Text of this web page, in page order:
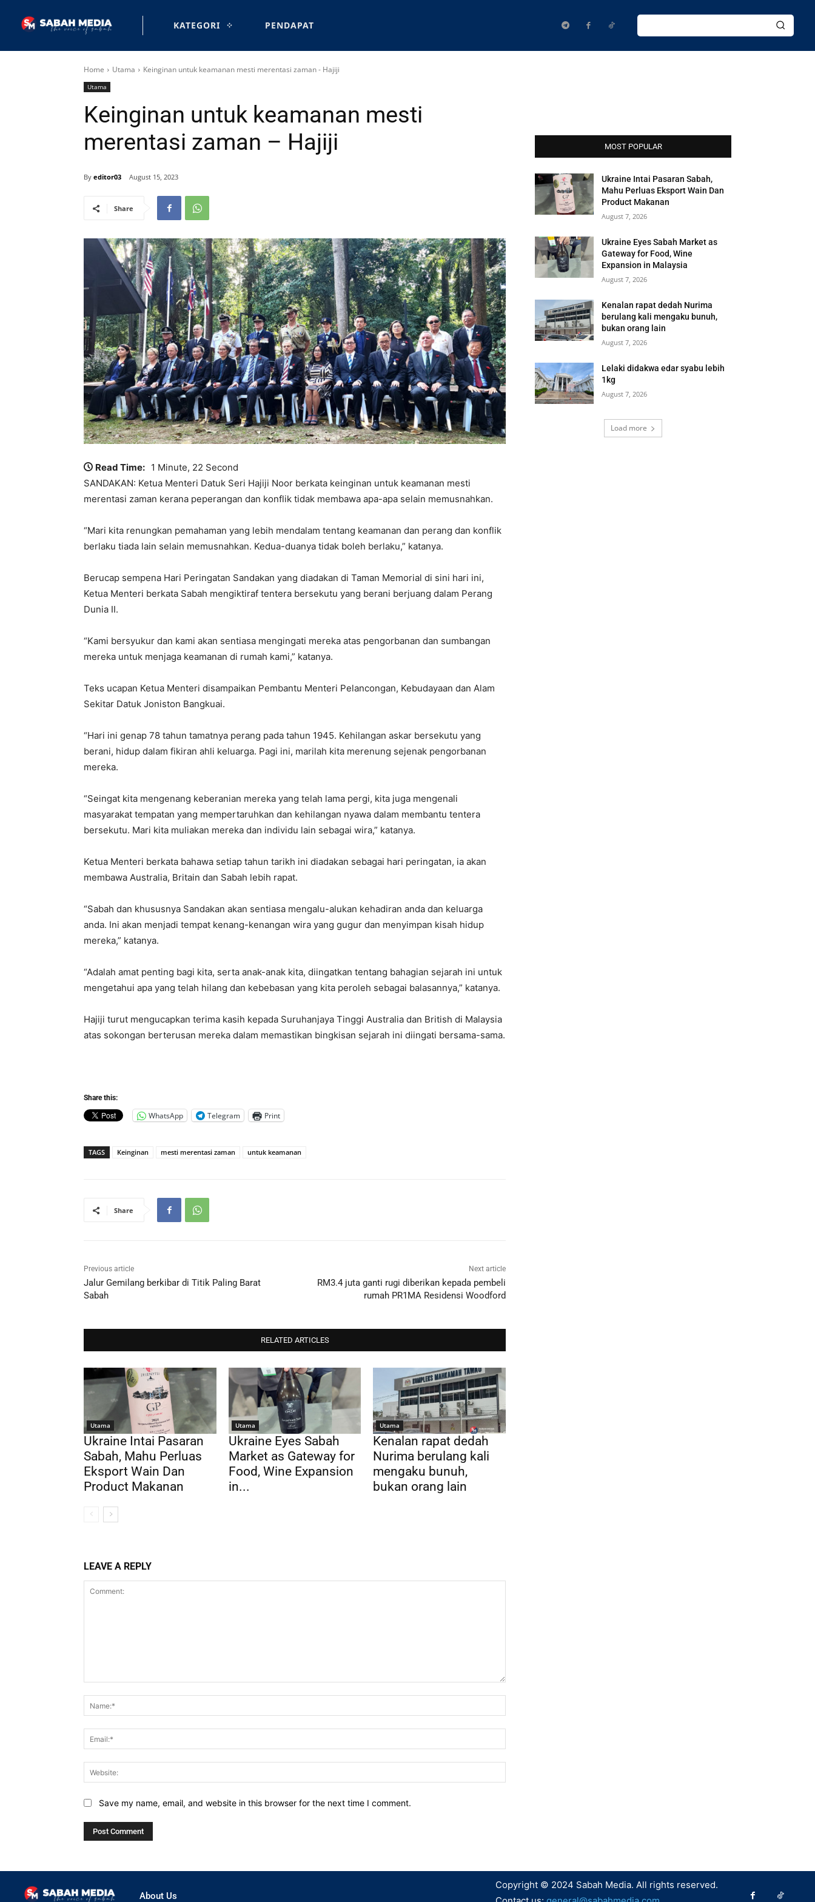
KATEGORI PENDAPAT
Home Utama Keinginan untuk keamanan mesti merentasi zaman - Hajiji
Utama
Keinginan untuk keamanan mesti
merentasi zaman – Hajiji
By editor03 August 15, 2023
Share
Read Time: 1 Minute, 22 Second
SANDAKAN: Ketua Menteri Datuk Seri Hajiji Noor berkata keinginan untuk keamanan mesti
merentasi zaman kerana peperangan dan konflik tidak membawa apa-apa selain memusnahkan.
“Mari kita renungkan pemahaman yang lebih mendalam tentang keamanan dan perang dan konflik
berlaku tiada lain selain memusnahkan. Kedua-duanya tidak boleh berlaku,” katanya.
Berucap sempena Hari Peringatan Sandakan yang diadakan di Taman Memorial di sini hari ini,
Ketua Menteri berkata Sabah mengiktiraf tentera bersekutu yang berani berjuang dalam Perang
Dunia II.
“Kami bersyukur dan kami akan sentiasa mengingati mereka atas pengorbanan dan sumbangan
mereka untuk menjaga keamanan di rumah kami,” katanya.
Teks ucapan Ketua Menteri disampaikan Pembantu Menteri Pelancongan, Kebudayaan dan Alam
Sekitar Datuk Joniston Bangkuai.
“Hari ini genap 78 tahun tamatnya perang pada tahun 1945. Kehilangan askar bersekutu yang
berani, hidup dalam fikiran ahli keluarga. Pagi ini, marilah kita merenung sejenak pengorbanan
mereka.
“Seingat kita mengenang keberanian mereka yang telah lama pergi, kita juga mengenali
masyarakat tempatan yang mempertaruhkan dan kehilangan nyawa dalam membantu tentera
bersekutu. Mari kita muliakan mereka dan individu lain sebagai wira,” katanya.
Ketua Menteri berkata bahawa setiap tahun tarikh ini diadakan sebagai hari peringatan, ia akan
membawa Australia, Britain dan Sabah lebih rapat.
“Sabah dan khususnya Sandakan akan sentiasa mengalu-alukan kehadiran anda dan keluarga
anda. Ini akan menjadi tempat kenang-kenangan wira yang gugur dan menyimpan kisah hidup
mereka,” katanya.
“Adalah amat penting bagi kita, serta anak-anak kita, diingatkan tentang bahagian sejarah ini untuk
mengetahui apa yang telah hilang dan kebebasan yang kita peroleh sebagai balasannya,” katanya.
Hajiji turut mengucapkan terima kasih kepada Suruhanjaya Tinggi Australia dan British di Malaysia
atas sokongan berterusan mereka dalam memastikan bingkisan sejarah ini diingati bersama-sama.
Share this:
WhatsApp Telegram Print
TAGS Keinginan mesti merentasi zaman untuk keamanan
Share
Previous article
Jalur Gemilang berkibar di Titik Paling Barat
Sabah
Next article
RM3.4 juta ganti rugi diberikan kepada pembeli
rumah PR1MA Residensi Woodford
RELATED ARTICLES
Utama
Ukraine Intai Pasaran
Sabah, Mahu Perluas
Eksport Wain Dan
Product Makanan
Utama
Ukraine Eyes Sabah
Market as Gateway for
Food, Wine Expansion
in...
Utama
Kenalan rapat dedah
Nurima berulang kali
mengaku bunuh,
bukan orang lain
LEAVE A REPLY
Save my name, email, and website in this browser for the next time I comment.
MOST POPULAR
Ukraine Intai Pasaran Sabah,
Mahu Perluas Eksport Wain Dan
Product Makanan
August 7, 2026
Ukraine Eyes Sabah Market as
Gateway for Food, Wine
Expansion in Malaysia
August 7, 2026
Kenalan rapat dedah Nurima
berulang kali mengaku bunuh,
bukan orang lain
August 7, 2026
Lelaki didakwa edar syabu lebih
1kg
August 7, 2026
Load more
About Us
Copyright © 2024 Sabah Media. All rights reserved.